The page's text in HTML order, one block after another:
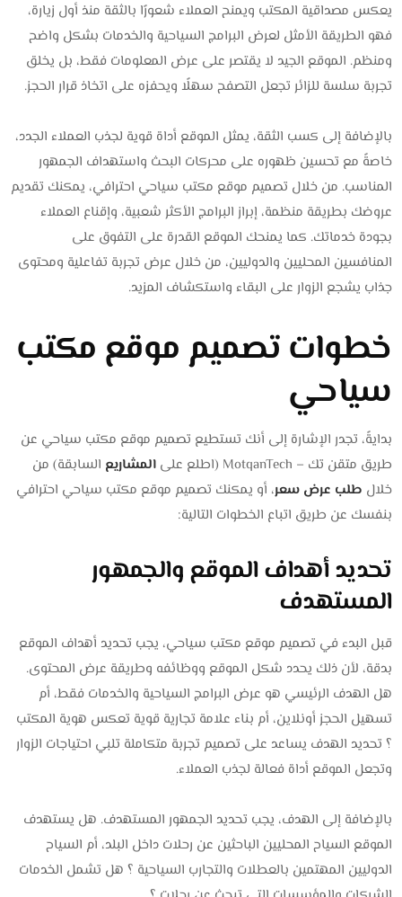
يعكس مصداقية المكتب ويمنح العملاء شعورًا بالثقة منذ أول زيارة،
فهو الطريقة الأمثل لعرض البرامج السياحية والخدمات بشكل واضح
ومنظم. الموقع الجيد لا يقتصر على عرض المعلومات فقط، بل يخلق
تجربة سلسة للزائر تجعل التصفح سهلًا ويحفزه على اتخاذ قرار الحجز.
بالإضافة إلى كسب الثقة، يمثل الموقع أداة قوية لجذب العملاء الجدد،
خاصةً مع تحسين ظهوره على محركات البحث واستهداف الجمهور
المناسب. من خلال تصميم موقع مكتب سياحي احترافي، يمكنك تقديم
عروضك بطريقة منظمة، إبراز البرامج الأكثر شعبية، وإقناع العملاء
بجودة خدماتك. كما يمنحك الموقع القدرة على التفوق على
المنافسين المحليين والدوليين، من خلال عرض تجربة تفاعلية ومحتوى
جذاب يشجع الزوار على البقاء واستكشاف المزيد.
خطوات تصميم موقع مكتب
سياحي
بدايةً، تجدر الإشارة إلى أنك تستطيع تصميم موقع مكتب سياحي عن
طريق متقن تك – MotqanTech (اطلع على
المشاريع السابقة) من
خلال طلب عرض سعر، أو يمكنك تصميم موقع مكتب سياحي احترافي
بنفسك عن طريق اتباع الخطوات التالية:
تحديد أهداف الموقع والجمهور
المستهدف
قبل البدء في تصميم موقع مكتب سياحي، يجب تحديد أهداف الموقع
بدقة، لأن ذلك يحدد شكل الموقع ووظائفه وطريقة عرض المحتوى.
هل الهدف الرئيسي هو عرض البرامج السياحية والخدمات فقط، أم
تسهيل الحجز أونلاين، أم بناء علامة تجارية قوية تعكس هوية المكتب
؟ تحديد الهدف يساعد على تصميم تجربة متكاملة تلبي احتياجات الزوار
وتجعل الموقع أداة فعالة لجذب العملاء.
بالإضافة إلى الهدف، يجب تحديد الجمهور المستهدف. هل يستهدف
الموقع السياح المحليين الباحثين عن رحلات داخل البلد، أم السياح
الدوليين المهتمين بالعطلات والتجارب السياحية ؟ هل تشمل الخدمات